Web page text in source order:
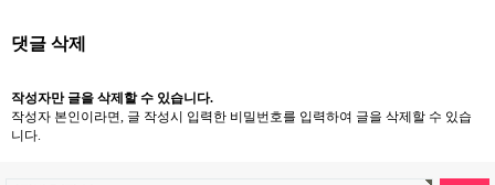
댓글 삭제
작성자만 글을 삭제할 수 있습니다.
작성자 본인이라면, 글 작성시 입력한 비밀번호를 입력하여 글을 삭제할 수 있습
니다.